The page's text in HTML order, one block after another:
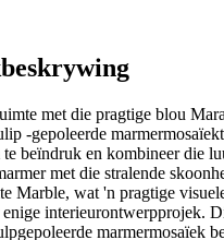
met die pragtige blou
-gepoleerde
beïndruk en kombineer die
met die stralende
Marble, wat 'n pragtige
interieurontwerpprojek.
marmermosaïek